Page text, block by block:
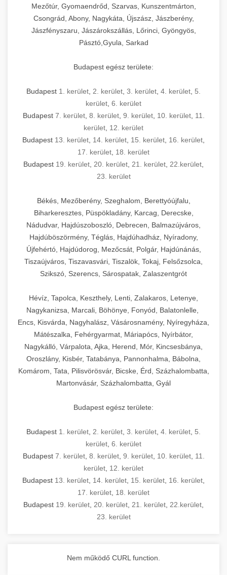
Mezőtúr, Gyomaendrőd, Szarvas, Kunszentmárton,
Csongrád, Abony, Nagykáta, Újszász, Jászberény,
Jászfényszaru, Jászárokszállás, Lőrinci, Gyöngyös,
Pásztó,Gyula, Sarkad
Budapest egész területe:
Budapest 1. kerület 2. kerület 3. kerület 4. kerület 5.
kerület 6. kerület
Budapest 7. kerület, 8. kerület, 9. kerület, 10. kerület, 11.
kerület 12. kerület
Budapest 13. kerület 14. kerület 15. kerület 16. kerület
17. kerület 18. kerület
Budapest 19. kerület 20. kerület 21. kerület 22.kerület
23. kerület
Békés, Mezőberény, Szeghalom, Berettyóújfalu,
Biharkeresztes, Püspökladány, Karcag, Derecske,
Nádudvar, Hajdúszoboszló, Debrecen, Balmazújváros,
Hajdúböszörmény, Téglás, Hajdúhadház, Nyíradony,
Újfehértó, Hajdúdorog, Mezőcsát, Polgár, Hajdúnánás,
Tiszaújváros, Tiszavasvári, Tiszalök, Tokaj, Felsőzsolca,
Szikszó, Szerencs, Sárospatak, Zalaszentgrót
Hévíz, Tapolca, Keszthely, Lenti, Zalakaros, Letenye,
Nagykanizsa, Marcali, Böhönye, Fonyód, Balatonlelle,
Encs, Kisvárda, Nagyhalász, Vásárosnamény, Nyíregyháza,
Mátészalka, Fehérgyarmat, Máriapócs, Nyírbátor,
Nagykálló, Várpalota, Ajka, Herend, Mór, Kincsesbánya,
Oroszlány, Kisbér, Tatabánya, Pannonhalma, Bábolna,
Komárom, Tata, Pilisvörösvár, Bicske, Érd, Százhalombatta,
Martonvásár, Százhalombatta, Gyál
Budapest egész területe:
Budapest 1. kerület 2. kerület 3. kerület 4. kerület 5.
kerület 6. kerület
Budapest 7. kerület, 8. kerület, 9. kerület, 10. kerület, 11.
kerület 12. kerület
Budapest 13. kerület 14. kerület 15. kerület 16. kerület
17. kerület 18. kerület
Budapest 19. kerület 20. kerület 21. kerület 22.kerület
23. kerület
Nem működő CURL function.